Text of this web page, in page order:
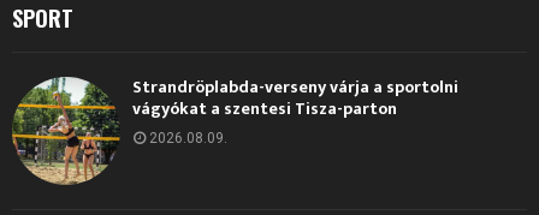
SPORT
Strandröplabda-verseny várja a sportolni
vágyókat a szentesi Tisza-parton
2026.08.09.